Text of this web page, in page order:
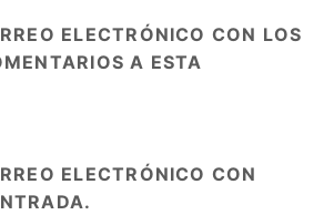
ELECTRÓNICO CON LOS
A ESTA
ELECTRÓNICO CON